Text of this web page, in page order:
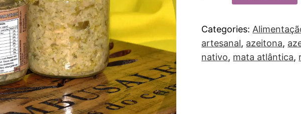
Categories:
artesanal, azeitona,
nativo, mata atlântica,